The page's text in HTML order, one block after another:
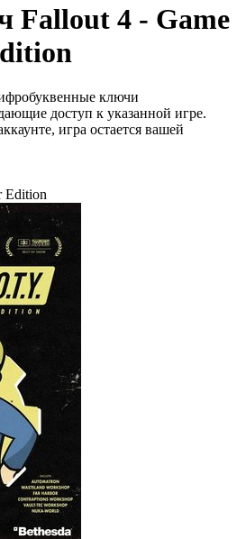
Fallout 4 - Game
ключи
доступ к указанной игре.
игра остается вашей
Edition